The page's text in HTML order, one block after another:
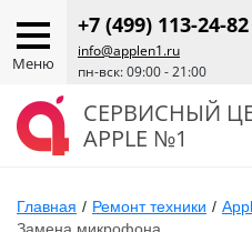
Меню
+7 (499) 113-24-82
info@applen1.ru
пн-вск: 09:00 - 21:00
СЕРВИСНЫЙ
APPLE №1
Главная / Ремонт техники /